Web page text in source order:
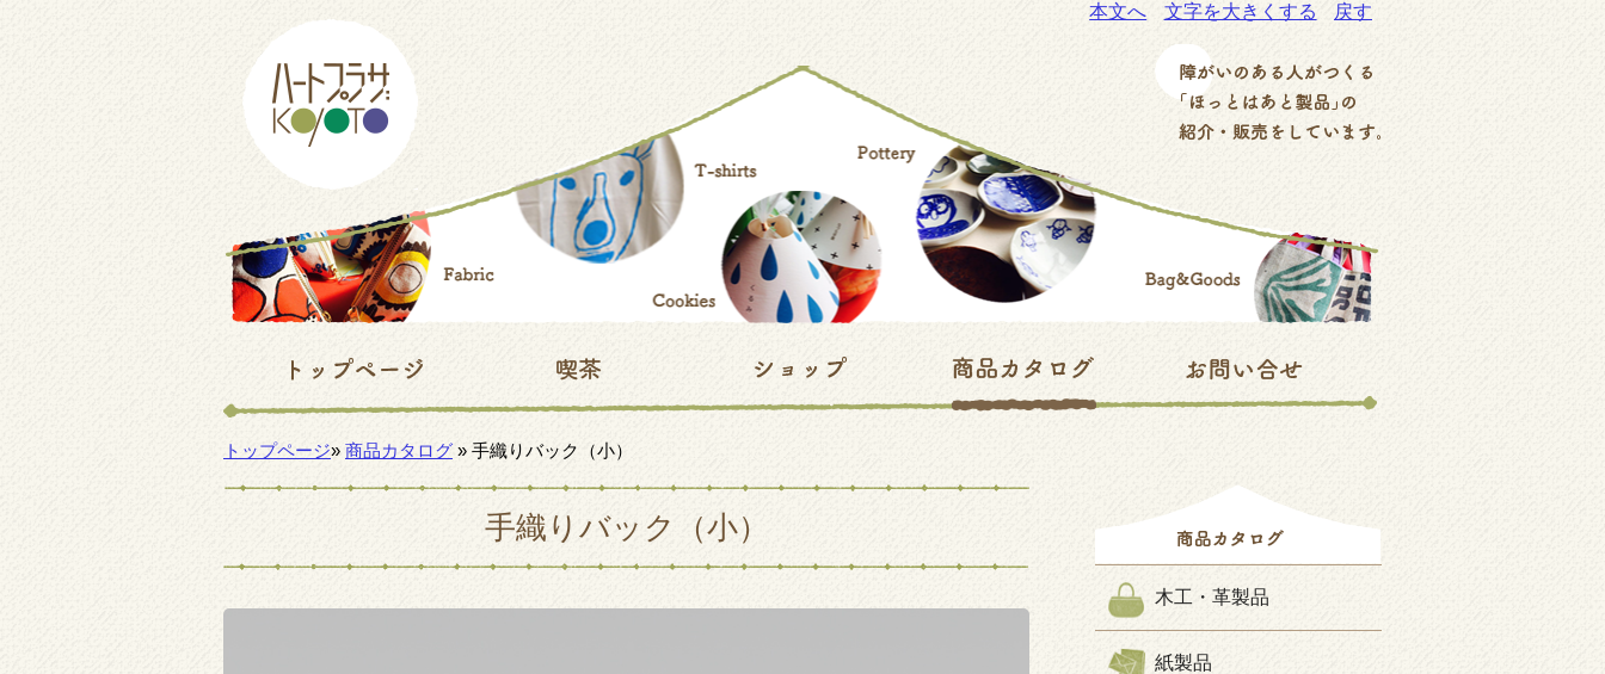
本文へ 文字を大きくする 戻す
トップページ» 商品カタログ » 手織りバック（小）
手織りバック（小）
木工・革製品
紙製品